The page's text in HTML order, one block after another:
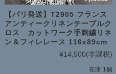
【パリ発送】T2905 フランス
アンティークリネンテーブルク
ロス カットワーク手刺繍リネ
ン＆フィレレース 116x89cm
¥14,500(非課税)
在庫 1個